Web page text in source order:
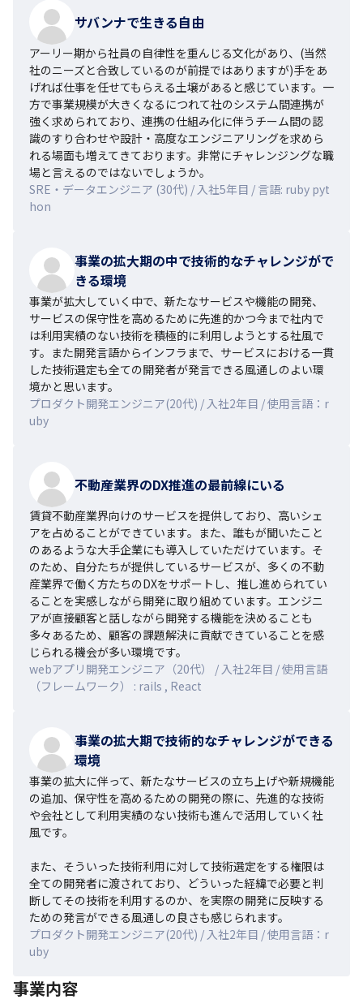
サバンナで生きる自由
アーリー期から社員の自律性を重んじる文化があり、(当然
社のニーズと合致しているのが前提ではありますが)手をあ
げれば仕事を任せてもらえる土壌があると感じています。一
方で事業規模が大きくなるにつれて社のシステム間連携が
強く求められており、連携の仕組み化に伴うチーム間の認
識のすり合わせや設計・高度なエンジニアリングを求めら
れる場面も増えてきております。非常にチャレンジングな職
場と言えるのではないでしょうか。
SRE・データエンジニア (30代) / 入社5年目 / 言語: ruby pyt
hon
事業の拡大期の中で技術的なチャレンジがで
きる環境
事業が拡大していく中で、新たなサービスや機能の開発、
サービスの保守性を高めるために先進的かつ今まで社内で
は利用実績のない技術を積極的に利用しようとする社風で
す。また開発言語からインフラまで、サービスにおける一貫
した技術選定も全ての開発者が発言できる風通しのよい環
境かと思います。
プロダクト開発エンジニア(20代) / 入社2年目 / 使用言語：r
uby
不動産業界のDX推進の最前線にいる
賃貸不動産業界向けのサービスを提供しており、高いシェ
アを占めることができています。また、誰もが聞いたこと
のあるような大手企業にも導入していただけています。そ
のため、自分たちが提供しているサービスが、多くの不動
産業界で働く方たちのDXをサポートし、推し進められてい
ることを実感しながら開発に取り組めています。エンジニ
アが直接顧客と話しながら開発する機能を決めることも
多々あるため、顧客の課題解決に貢献できていることを感
じられる機会が多い環境です。
webアプリ開発エンジニア（20代） / 入社2年目 / 使用言語
（フレームワーク） : rails , React
事業の拡大期で技術的なチャレンジができる
環境
事業の拡大に伴って、新たなサービスの立ち上げや新規機能
の追加、保守性を高めるための開発の際に、先進的な技術
や会社として利用実績のない技術も進んで活用していく社
風です。
また、そういった技術利用に対して技術選定をする権限は
全ての開発者に渡されており、どういった経緯で必要と判
断してその技術を利用するのか、を実際の開発に反映する
ための発言ができる風通しの良さも感じられます。
プロダクト開発エンジニア(20代) / 入社2年目 / 使用言語：r
uby
事業内容